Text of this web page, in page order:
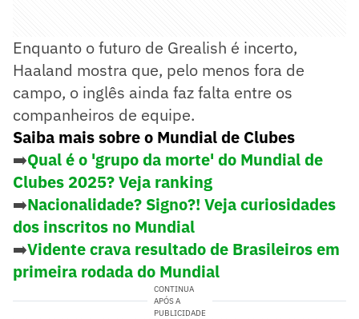
Enquanto o futuro de Grealish é incerto,
Haaland mostra que, pelo menos fora de
campo, o inglês ainda faz falta entre os
companheiros de equipe.
Saiba mais sobre o Mundial de Clubes
➡️Qual é o 'grupo da morte' do Mundial de
Clubes 2025? Veja ranking
➡️Nacionalidade? Signo?! Veja curiosidades
dos inscritos no Mundial
➡️Vidente crava resultado de Brasileiros em
primeira rodada do Mundial
CONTINUA
APÓS A
PUBLICIDADE